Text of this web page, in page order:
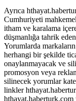
Ayrıca
Cumhuriyeti
itham ve karalama
düşmanlığa tahrik
Yorumlarda
herhangi bir şekilde
onaylanmayacak ve
promosyon veya
silinecek yorumlar
linkler
hthayat.haberturk.com